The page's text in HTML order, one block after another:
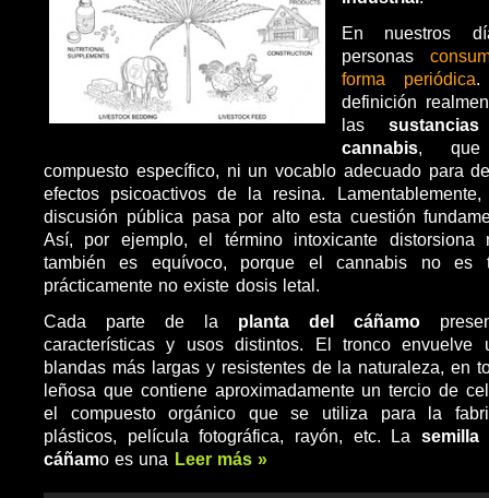
En nuestros
personas
forma periódica.
definición
las
cannabis, que
compuesto específico, ni un vocablo adecuado para
efectos psicoactivos de la resina.
discusión pública pasa por alto esta cuestión
Así, por ejemplo, el término intoxicante distorsiona
también es equívoco, porque el cannabis no es
prácticamente no existe dosis letal.
Cada parte de la planta del cáñamo
características y usos distintos. El tronco
blandas más largas y resistentes de la naturaleza, en
leñosa que contiene aproximadamente un tercio de
el compuesto orgánico que se utiliza para la
plásticos, película fotográfica, rayón, etc. La
cáñamo es una Leer más »